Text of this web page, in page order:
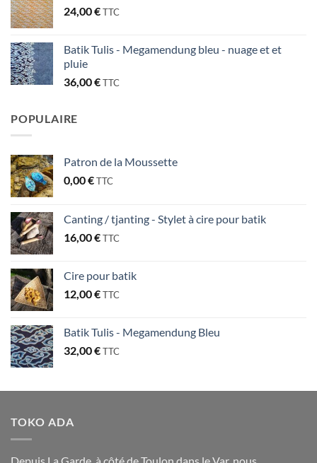
24,00€TTC
Batik Tulis - Megamendung bleu - nuage et et
pluie
36,00€TTC
POPULAIRE
Patron de la Moussette
0,00€TTC
Canting / tjanting - Stylet à cire pour batik
16,00€TTC
Cire pour batik
12,00€TTC
Batik Tulis - Megamendung Bleu
32,00€TTC
TOKO ADA